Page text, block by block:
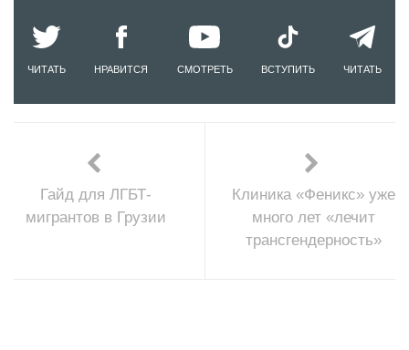
ЧИТАТЬ НРАВИТСЯ СМОТРЕТЬ ВСТУПИТЬ ЧИТАТЬ
Гайд для ЛГБТ-
мигрантов в Грузии
Клиника «Феникс» уже
много лет «лечит
трансгендерность»